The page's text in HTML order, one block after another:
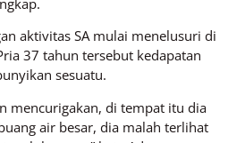
aktivitas SA mulai menelusuri di
37 tahun tersebut kedapatan
sesuatu.
mencurigakan, di tempat itu dia
air besar, dia malah terlihat